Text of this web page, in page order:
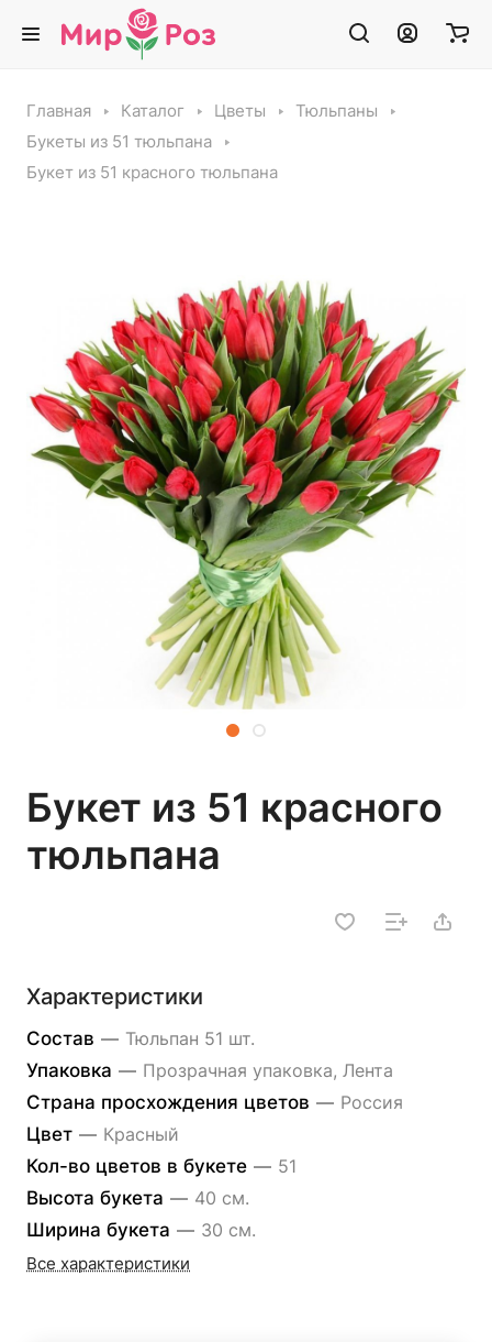
Главная Каталог Цветы
Тюльпаны
Букеты из 51 тюльпана
Букет из 51 красного тюльпана
Букет из 51 красного
тюльпана
Характеристики
Состав — Тюльпан 51 шт.
Упаковка — Прозрачная упаковка, Лента
Страна просхождения цветов — Россия
Цвет — Красный
Кол-во цветов в букете — 51
Высота букета — 40 см.
Ширина букета — 30 см.
Все характеристики